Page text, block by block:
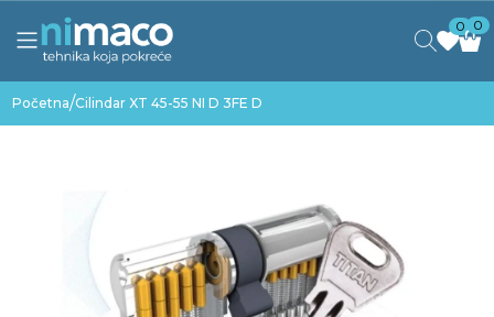
0 0
Početna/Cilindar XT 45-55 NI D 3FE D